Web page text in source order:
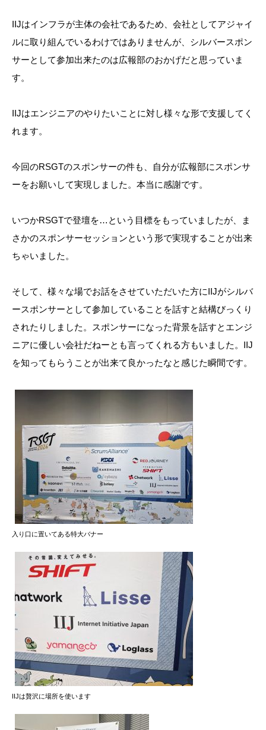
IIJはインフラが主体の会社であるため、会社としてアジャイ
ルに取り組んでいるわけではありませんが、シルバースポン
サーとして参加出来たのは広報部のおかげだと思っていま
す。
IIJはエンジニアのやりたいことに対し様々な形で支援してく
れます。
今回のRSGTのスポンサーの件も、自分が広報部にスポンサ
ーをお願いして実現しました。本当に感謝です。
いつかRSGTで登壇を…という目標をもっていましたが、ま
さかのスポンサーセッションという形で実現することが出来
ちゃいました。
そして、様々な場でお話をさせていただいた方にIIJがシルバ
ースポンサーとして参加していることを話すと結構びっくり
されたりしました。スポンサーになった背景を話すとエンジ
ニアに優しい会社だねーとも言ってくれる方もいました。IIJ
を知ってもらうことが出来て良かったなと感じた瞬間です。
入り口に置いてある特大バナー
IIJは贅沢に場所を使います